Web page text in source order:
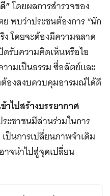
”โดยผลการสำรวจของ
พบว่าประชนต้องการ “นัก
โดยจะต้องมีความฉลาด
รับความคิดเห็นหรือไอ
ามเป็นธรรม ซื่อสัตย์และ
ต้องสงบควบคุมอารมณ์ได้ดี
ข้าไปสร้างบรรยากาศ
ะชาชนมีส่วนร่วมในการ
ป็นการเปลี่ยนภาพจำเดิม
จนำไปสู่จุดเปลี่ยน